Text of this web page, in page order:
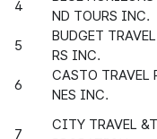
4
ND TOURS INC.
5
BUDGET
RS INC.
6
CASTO
NES INC.
7
CITY TRAVEL